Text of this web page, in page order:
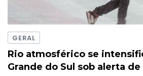
GERAL
Rio atmosférico se
Grande do Sul sob alerta